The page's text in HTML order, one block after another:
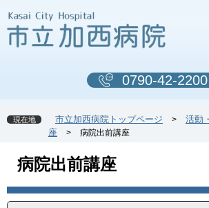
ー
ジ
。
ニ
ュ
て
0790-42-2200
現在地 市立加西病院トップページ > 活動
座
> 病院出前講座
病院出前講座